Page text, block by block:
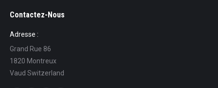
Contactez-Nous
Adresse :
Grand Rue 86
1820 Montreux
Vaud Switzerland